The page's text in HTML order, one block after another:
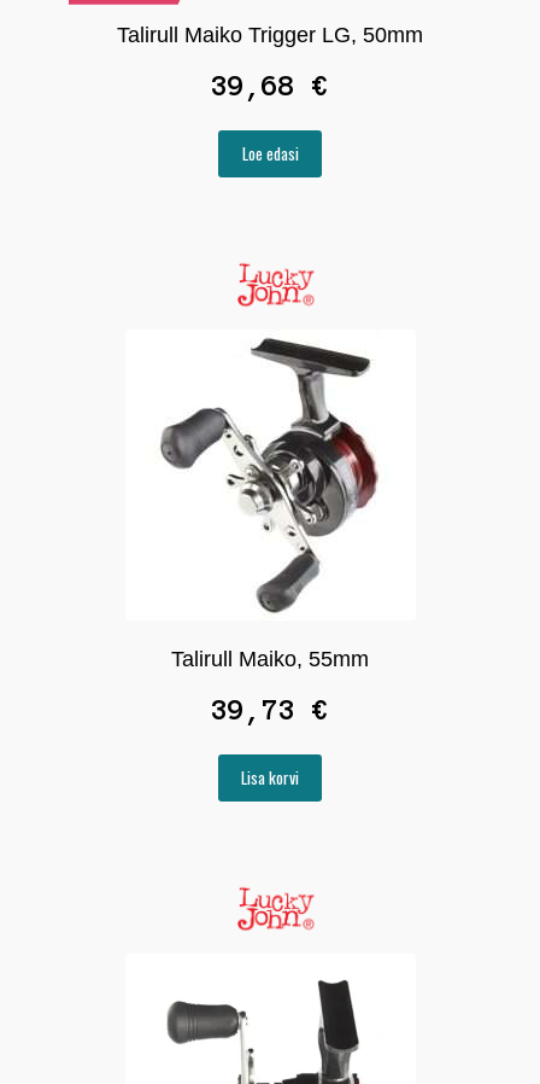
Talirull Maiko Trigger LG, 50mm
39,68 €
Loe edasi
Talirull Maiko, 55mm
39,73 €
Lisa korvi